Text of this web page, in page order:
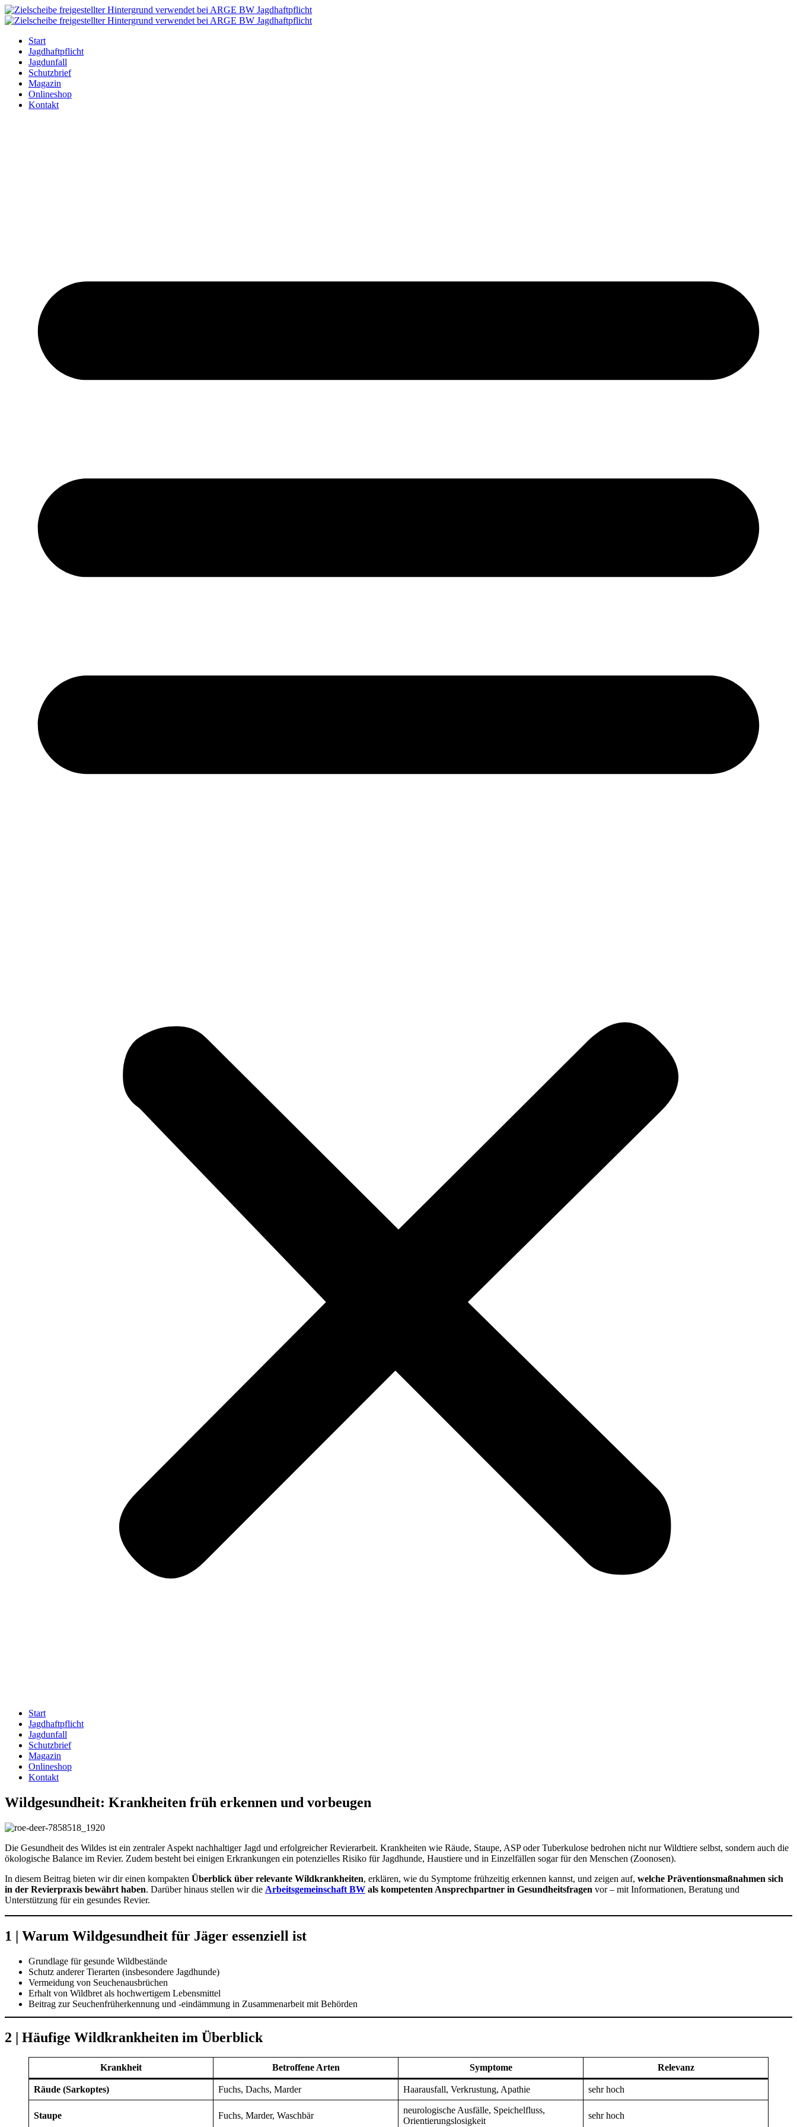
Zum
Inhalt
Start
Jagdhaftpflicht
Jagdunfall
Schutzbrief
Magazin
Onlineshop
Kontakt
Start
Jagdhaftpflicht
Jagdunfall
Schutzbrief
Magazin
Onlineshop
Kontakt
Wildgesundheit: Krankheiten früh erkennen und vorbeugen
Die Gesundheit des Wildes ist ein zentraler Aspekt nachhaltiger Jagd und erfolgreicher Revierarbeit. Krankheiten wie Räude, Staupe, ASP oder Tuberkulose bedrohen nicht nur Wildtiere selbst, sondern auch die
ökologische Balance im Revier. Zudem besteht bei einigen Erkrankungen ein potenzielles Risiko für Jagdhunde, Haustiere und in Einzelfällen sogar für den Menschen (Zoonosen).
In diesem Beitrag bieten wir dir einen kompakten Überblick über relevante Wildkrankheiten, erklären, wie du Symptome frühzeitig erkennen kannst, und zeigen auf, welche Präventionsmaßnahmen sich
in der Revierpraxis bewährt haben. Darüber hinaus stellen wir die Arbeitsgemeinschaft BW als kompetenten Ansprechpartner in Gesundheitsfragen vor – mit Informationen, Beratung und
Unterstützung für ein gesundes Revier.
1 | Warum Wildgesundheit für Jäger essenziell ist
Grundlage für gesunde Wildbestände
Schutz anderer Tierarten (insbesondere Jagdhunde)
Vermeidung von Seuchenausbrüchen
Erhalt von Wildbret als hochwertigem Lebensmittel
Beitrag zur Seuchenfrüherkennung und -eindämmung in Zusammenarbeit mit Behörden
2 | Häufige Wildkrankheiten im Überblick
Krankheit Betroffene Arten Symptome Relevanz
Räude (Sarkoptes) Fuchs, Dachs, Marder Haarausfall, Verkrustung, Apathie sehr hoch
Staupe Fuchs, Marder, Waschbär
neurologische Ausfälle, Speichelfluss,
Orientierungslosigkeit
sehr hoch